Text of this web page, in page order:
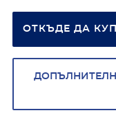
ОТКЪДЕ ДА